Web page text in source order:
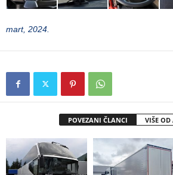
mart, 2024.
POVEZANI ČLANCI VIŠE OD